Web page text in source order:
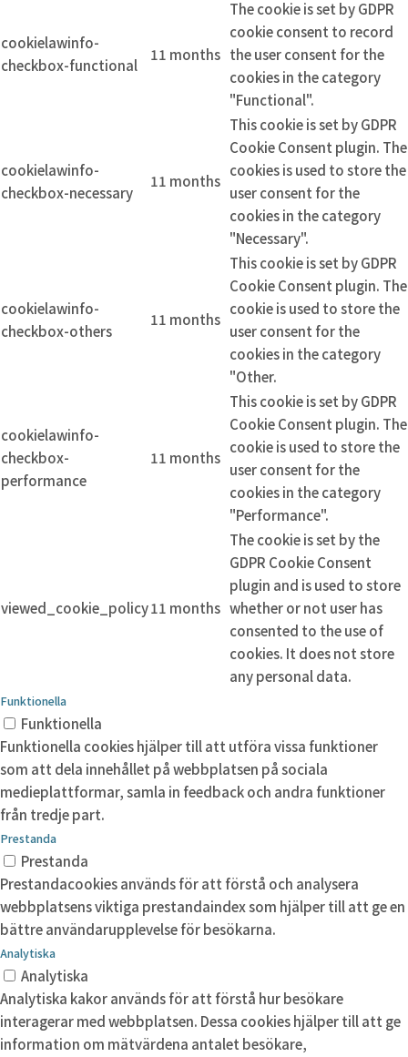
cookielawinfo-
checkbox-functional
11 months
The cookie is set by GDPR
cookie consent to record
the user consent for the
cookies in the category
"Functional".
cookielawinfo-
checkbox-necessary
11 months
This cookie is set by GDPR
Cookie Consent plugin. The
cookies is used to store the
user consent for the
cookies in the category
"Necessary".
cookielawinfo-
checkbox-others
11 months
This cookie is set by GDPR
Cookie Consent plugin. The
cookie is used to store the
user consent for the
cookies in the category
"Other.
cookielawinfo-
checkbox-
performance
11 months
This cookie is set by GDPR
Cookie Consent plugin. The
cookie is used to store the
user consent for the
cookies in the category
"Performance".
viewed_cookie_policy11 months
The cookie is set by the
GDPR Cookie Consent
plugin and is used to store
whether or not user has
consented to the use of
cookies. It does not store
any personal data.
Funktionella
Funktionella
Funktionella cookies hjälper till att utföra vissa funktioner
som att dela innehållet på webbplatsen på sociala
medieplattformar, samla in feedback och andra funktioner
från tredje part.
Prestanda
Prestanda
Prestandacookies används för att förstå och analysera
webbplatsens viktiga prestandaindex som hjälper till att ge en
bättre användarupplevelse för besökarna.
Analytiska
Analytiska
Analytiska kakor används för att förstå hur besökare
interagerar med webbplatsen. Dessa cookies hjälper till att ge
information om mätvärdena antalet besökare,